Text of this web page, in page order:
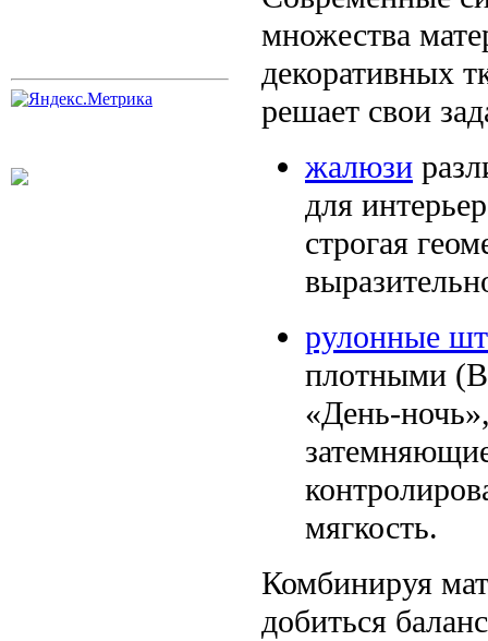
множества
декоративных
решает свои
жалюзи
для
строгая
рулонные
плотными
«День-
мягкость.
Комбинируя
добиться